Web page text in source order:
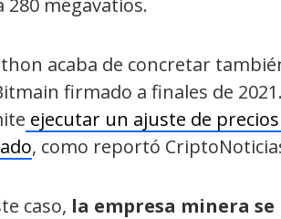
acaba de concretar
firmado a finales de
ejecutar un ajuste de
, como reportó
caso, la empresa minera